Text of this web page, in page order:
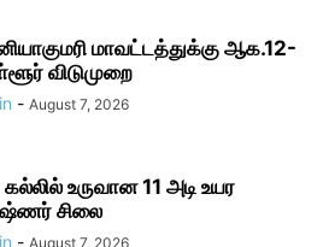
மாவட்டத்துக்கு ஆக.12-
விடுமுறை
- August 7, 2026
உருவான 11 அடி உயர
சிலை
- August 7, 2026